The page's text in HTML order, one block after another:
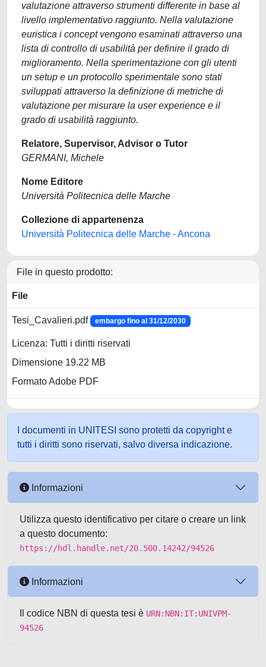
valutazione attraverso strumenti differente in base al
livello implementativo raggiunto. Nella valutazione
euristica i concept vengono esaminati attraverso una
lista di controllo di usabilità per definire il grado di
miglioramento. Nella sperimentazione con gli utenti
un setup e un protocollo sperimentale sono stati
sviluppati attraverso la definizione di metriche di
valutazione per misurare la user experience e il
grado di usabilità raggiunto.
Relatore, Supervisor, Advisor o Tutor
GERMANI, Michele
Nome Editore
Università Politecnica delle Marche
Collezione di appartenenza
Università Politecnica delle Marche - Ancona
File in questo prodotto:
File
Tesi_Cavalieri.pdf embargo fino al 31/12/2030
Licenza: Tutti i diritti riservati
Dimensione 19.22 MB
Formato Adobe PDF
I documenti in UNITESI sono protetti da copyright e
tutti i diritti sono riservati, salvo diversa indicazione.
Informazioni
Utilizza questo identificativo per citare o creare un link
a questo documento:
https://hdl.handle.net/20.500.14242/94526
Informazioni
Il codice NBN di questa tesi è URN:NBN:IT:UNIVPM-
94526